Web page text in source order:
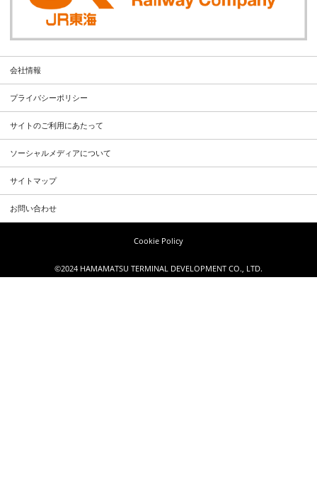
会社情報
プライバシーポリシー
サイトのご利用にあたって
ソーシャルメディアについて
サイトマップ
お問い合わせ
Cookie Policy
©2024 HAMAMATSU TERMINAL DEVELOPMENT CO., LTD.